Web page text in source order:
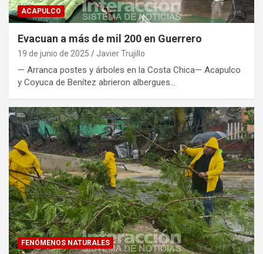
ACAPULCO
Evacuan a más de mil 200 en Guerrero
19 de junio de 2025 Javier Trujillo
— Arranca postes y árboles en la Costa Chica— Acapulco
y Coyuca de Benítez abrieron albergues…
FENÓMENOS NATURALES